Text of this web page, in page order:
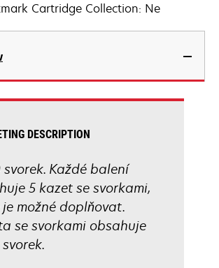
Cartridge Collection: Ne
DESCRIPTION
Každé balení
5 kazet se svorkami,
možné doplňovat.
se svorkami obsahuje